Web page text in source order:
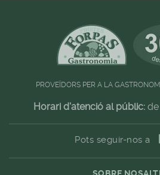
PROVEÏDORS PER A LA
Horari d'atenció al públic:
Pots seguir-nos a
SOBRE